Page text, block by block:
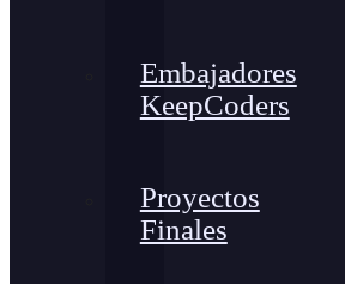
Embajadores
KeepCoders
Proyectos
Finales